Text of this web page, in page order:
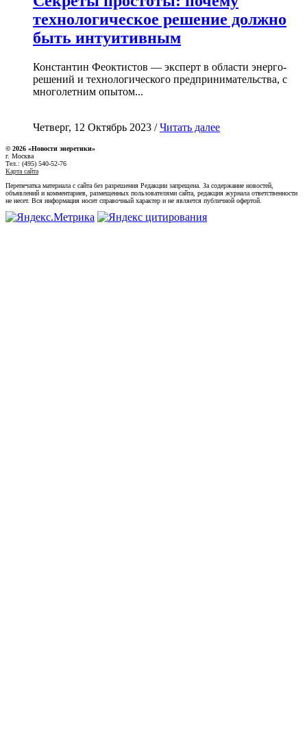
технологическое решение должно
быть интуитивным
Константин Феоктистов — эксперт в области энерго-
решений и технологического предпринимательства, с
многолетним опытом...
Четверг, 12 Октябрь 2023 /Читать далее
© 2026 «Новости энеретики»
г. Москва
Тел.: (495) 540-52-76
Карта сайта
Перепечатка материала с сайта без разрешения Редакции запрещена. За содержание новостей,
объявлений и комментариев, размещенных пользователями сайта, редакция журнала ответственности
не несет. Вся информация носит справочный характер и не является публичной офертой.